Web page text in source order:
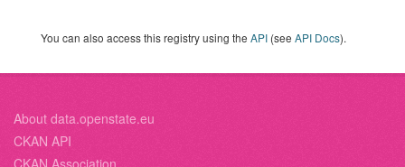
You can also access this registry using the API (see API Docs).
About data.openstate.eu
CKAN API
CKAN Association